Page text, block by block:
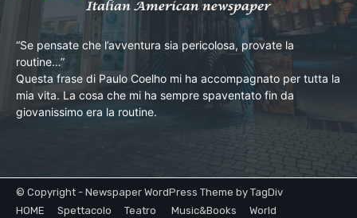
“Se pensate che l’avventura sia pericolosa, provate la
routine…”
Questa frase di Paulo Coelho mi ha accompagnato per tutta la
mia vita. La cosa che mi ha sempre spaventato fin da
giovanissimo era la routine.
© Copyright - Newspaper WordPress Theme by TagDiv
HOME
Spettacolo Teatro Music&Books
World